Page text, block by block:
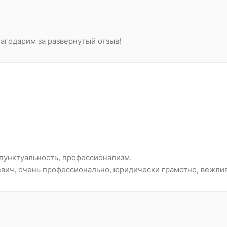
за развернутый отзыв!
профессионализм.
очень профессионально, юридически грамотно,